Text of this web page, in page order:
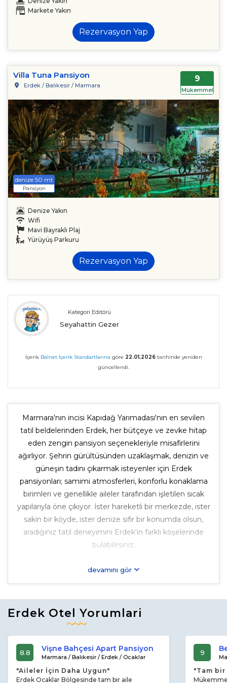
Markete Yakın
Rezervasyon Yap
Villa Tuna Pansiyon
Erdek / Balıkesir / Marmara
9
Mükemmel
denize 50 mt
Pansiyon
Denize Yakın
Wifi
Mavi Bayraklı Plaj
Yürüyüş Parkuru
Rezervasyon Yap
Kategori Editörü
Seyahattin Gezer
İçerik Balnet İçerik Standartlarına göre 22.01.2026tarihinde yeniden
güncellendi.
Marmara'nın incisi Kapıdağ Yarımadası'nın en sevilen
tatil beldelerinden Erdek, her bütçeye ve zevke hitap
eden zengin pansiyon seçenekleriyle misafirlerini
ağırlıyor. Şehrin gürültüsünden uzaklaşmak, denizin ve
güneşin tadını çıkarmak isteyenler için Erdek
pansiyonları; samimi atmosferleri, konforlu konaklama
birimleri ve genellikle aileler tarafından işletilen sıcak
yapılarıyla öne çıkıyor. İster hareketli bir merkezde, ister
sakin bir köyde, ister denize sıfır bir konumda olsun,
aradığınız tatil deneyimini Erdek'in farklı köşelerinde
bulabilirsiniz.
Balnet olarak, Erdek'in en güzel noktalarında
bulabilir, fotoğraflarını inceleyebilir, kullanıcı yorumlarını
güvenle ayırtabilirsiniz. Erdek tatilinizi planlarken,
konaklama ihtiyacınız için en doğru ve güvenilir adres
burası.
devamını gör
Erdek Otel Yorumlari
8.8 Vişne Bahçesi Apart Pansiyon
Marmara / Balıkesir / Erdek / Ocaklar
"Aileler İçin Daha Uygun"
Erdek Ocaklar Bölgesinde tam bir aile
9
"Tam bir